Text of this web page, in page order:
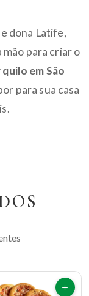
dona Latife,
para criar o
em São
para sua casa